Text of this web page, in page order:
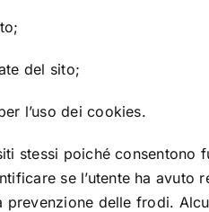
del sito;
l’uso dei cookies.
stessi poiché
se l’utente ha avuto
delle frodi.